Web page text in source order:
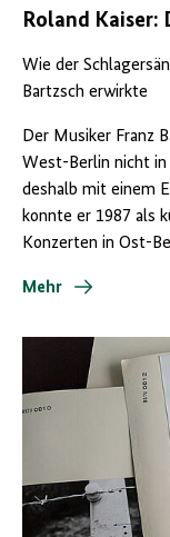
Roland Kaiser:
Wie der
Bartzsch erwirkte
Der Musiker Franz
West-Berlin nicht in
deshalb mit einem
konnte er 1987 als
Konzerten in Ost-
Mehr